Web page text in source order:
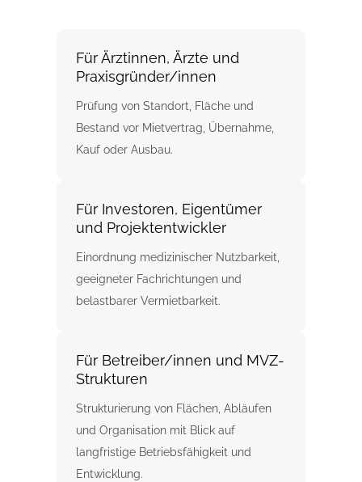
Für Ärztinnen, Ärzte und
Praxisgründer/innen
Prüfung von Standort, Fläche und
Bestand vor Mietvertrag, Übernahme,
Kauf oder Ausbau.
Für Investoren, Eigentümer
und Projektentwickler
Einordnung medizinischer Nutzbarkeit,
geeigneter Fachrichtungen und
belastbarer Vermietbarkeit.
Für Betreiber/innen und MVZ-
Strukturen
Strukturierung von Flächen, Abläufen
und Organisation mit Blick auf
langfristige Betriebsfähigkeit und
Entwicklung.